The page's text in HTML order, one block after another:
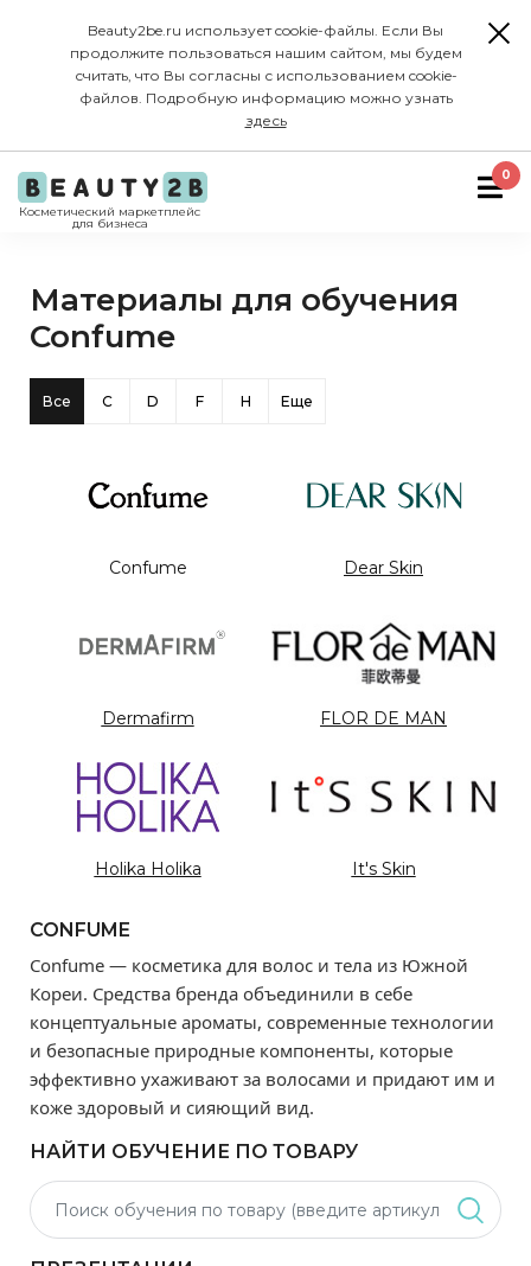
Beauty2be.ru использует cookie-файлы. Если Вы
продолжите пользоваться нашим сайтом, мы будем
считать, что Вы согласны с использованием cookie-
файлов. Подробную информацию можно узнать
здесь
Косметический маркетплейс
для бизнеса
0
Материалы для обучения
Confume
Все C D F H Еще
Confume Dear Skin
Dermafirm FLOR DE MAN
Holika Holika It's Skin
CONFUME
Confume — косметика для волос и тела из Южной
Кореи. Средства бренда объединили в себе
концептуальные ароматы, современные технологии
и безопасные природные компоненты, которые
эффективно ухаживают за волосами и придают им и
коже здоровый и сияющий вид.
НАЙТИ ОБУЧЕНИЕ ПО ТОВАРУ